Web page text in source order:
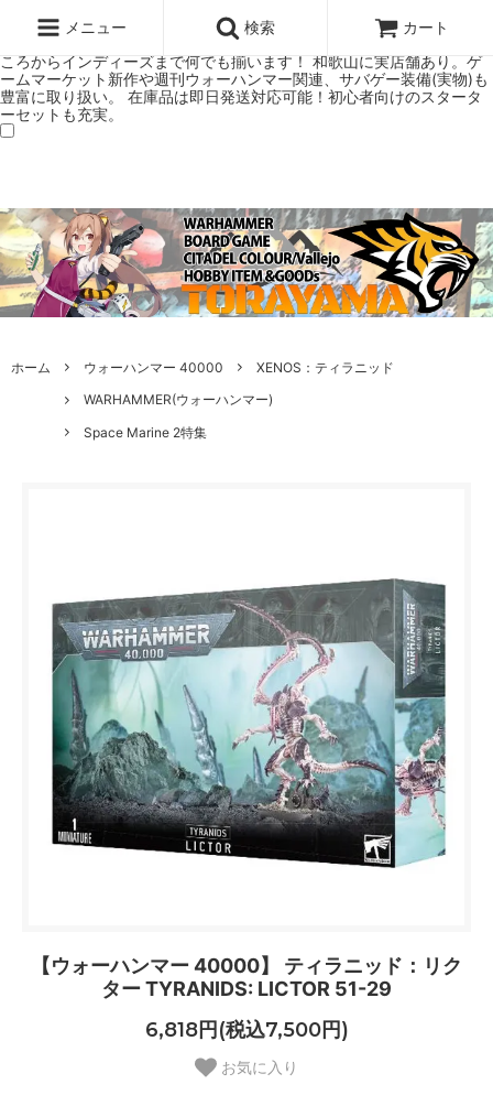
ミアムショップTORAYAMA。通販・オンラインショップです！ ウォー
ハンマーとボードゲームのことなら当店へ！ボードゲームもメジャーど
ころからインディーズまで何でも揃います！ 和歌山に実店舗あり。ゲ
ームマーケット新作や週刊ウォーハンマー関連、サバゲー装備(実物)も
豊富に取り扱い。 在庫品は即日発送対応可能！初心者向けのスタータ
ーセットも充実。
メニュー 検索 カート
ホーム ウォーハンマー 40000
XENOS：ティラニッド
WARHAMMER(ウォーハンマー)
Space Marine 2特集
【ウォーハンマー 40000】 ティラニッド：リク
ター TYRANIDS: LICTOR 51-29
6,818円(税込7,500円)
お気に入り